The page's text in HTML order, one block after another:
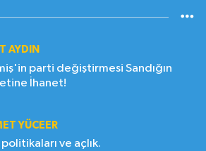
AYDIN
parti değiştirmesi Sandığın
İhanet!
YÜCEER
politikaları ve açlık.